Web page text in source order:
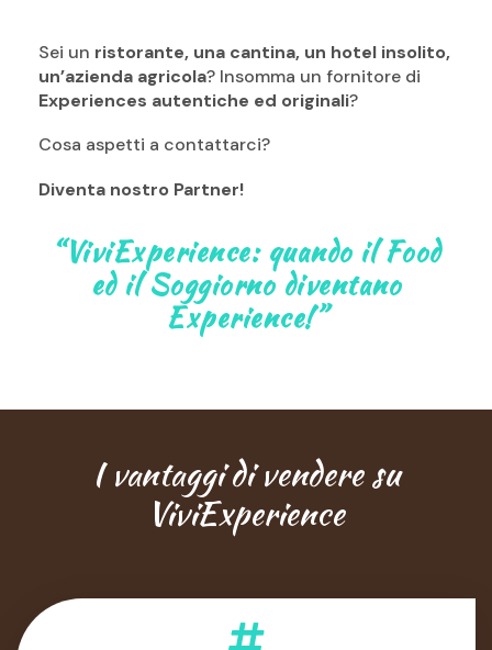
Sei un ristorante, una cantina, un hotel insolito,
un’azienda agricola? Insomma un fornitore di
Experiences autentiche ed originali?
Cosa aspetti a contattarci?
Diventa nostro Partner!
“ViviExperience: quando il Food
ed il Soggiorno diventano
Experience!”
I vantaggi di vendere su
ViviExperience